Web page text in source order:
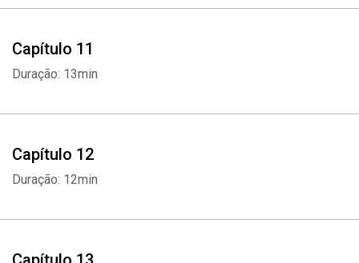
Capítulo 11
Duração: 13min
Capítulo 12
Duração: 12min